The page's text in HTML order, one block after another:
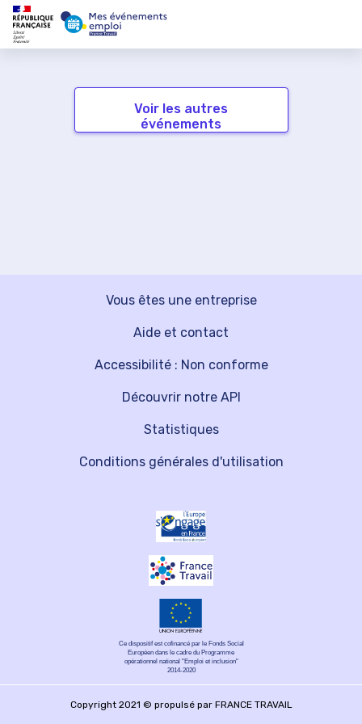
Voir les autres
événements
Vous êtes une entreprise
Découvrir notre API
Aide et contact
Statistiques
Accessibilité : Non conforme
Conditions générales d'utilisation
Ce dispositif est cofinancé par le Fonds Social
Européen dans le cadre du Programme
opérationnel national "Emploi et inclusion"
2014-2020
Copyright 2021 © propulsé par FRANCE TRAVAIL